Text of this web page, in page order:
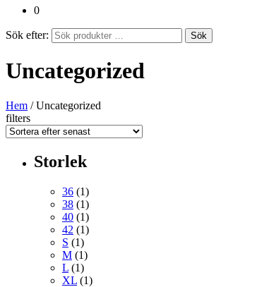
0
Sök efter: Sök
Uncategorized
Hem / Uncategorized
filters
Storlek
36 (1)
38 (1)
40 (1)
42 (1)
S (1)
M (1)
L (1)
XL (1)